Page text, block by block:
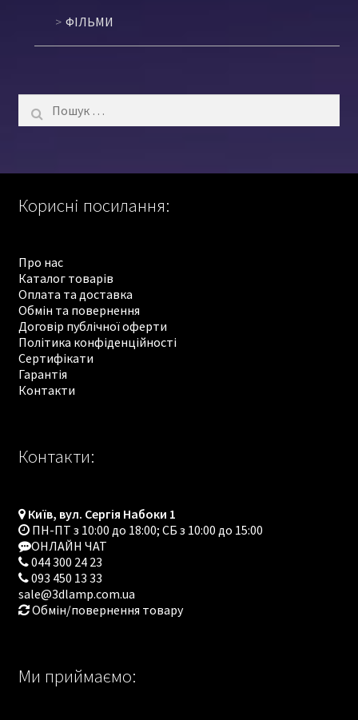
ФІЛЬМИ
Корисні посилання:
Про нас
Каталог товарів
Оплата та доставка
Обмін та повернення
Договір публічної оферти
Політика конфіденційності
Сертифікати
Гарантія
Контакти
Контакти:
Київ, вул. Сергія Набоки 1
ПН-ПТ з 10:00 до 18:00; СБ з 10:00 до 15:00
ОНЛАЙН ЧАТ
044 300 24 23
093 450 13 33
sale@3dlamp.com.ua
Обмін/повернення товару
Ми приймаємо: